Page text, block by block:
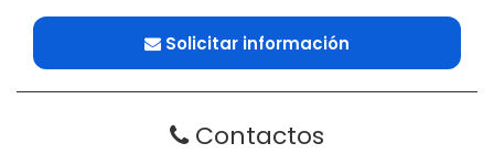
Solicitar información
Contactos